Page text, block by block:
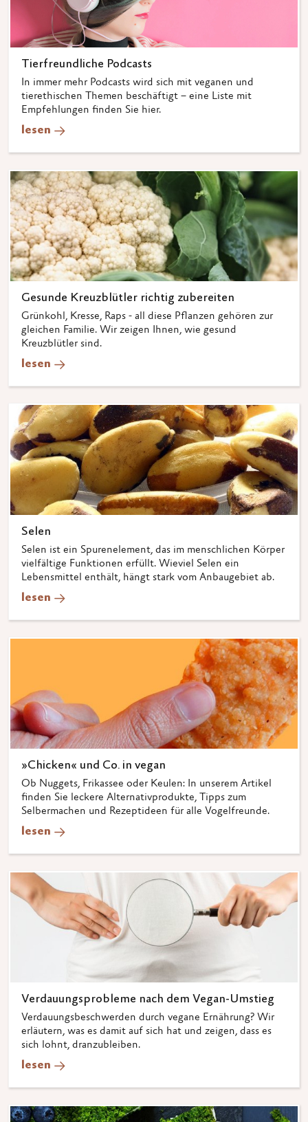
Tierfreundliche Podcasts
In immer mehr Podcasts wird sich mit veganen und
tierethischen Themen beschäftigt – eine Liste mit
Empfehlungen finden Sie hier.
lesen
Gesunde Kreuzblütler richtig zubereiten
Grünkohl, Kresse, Raps - all diese Pflanzen gehören zur
gleichen Familie. Wir zeigen Ihnen, wie gesund
Kreuzblütler sind.
lesen
Selen
Selen ist ein Spurenelement, das im menschlichen Körper
vielfältige Funktionen erfüllt. Wieviel Selen ein
Lebensmittel enthält, hängt stark vom Anbaugebiet ab.
lesen
»Chicken« und Co. in vegan
Ob Nuggets, Frikassee oder Keulen: In unserem Artikel
finden Sie leckere Alternativprodukte, Tipps zum
Selbermachen und Rezeptideen für alle Vogelfreunde.
lesen
Verdauungsprobleme nach dem Vegan-Umstieg
Verdauungsbeschwerden durch vegane Ernährung? Wir
erläutern, was es damit auf sich hat und zeigen, dass es
sich lohnt, dranzubleiben.
lesen